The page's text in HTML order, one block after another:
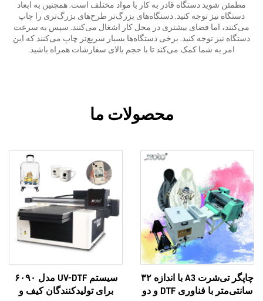
مطمئن شوید دستگاه قادر به کار با مواد مختلف است. همچنین به ابعاد
دستگاه نیز توجه کنید. دستگاه‌های بزرگ‌تر طرح‌های بزرگ‌تری را چاپ
می‌کنند، اما فضای بیشتری در محل کار اشغال می‌کنند. سپس به سرعت
دستگاه نیز توجه کنید. برخی دستگاه‌ها بسیار سریع‌تر چاپ می‌کنند که این
امر به شما کمک می‌کند تا با حجم بالای سفارشات همراه باشید.
محصولات ما
چاپگر تی‌شرت A3 با اندازه ۳۲
سانتی‌متر با فناوری DTF و دو
سیستم UV-DTF مدل ۶۰۹۰
برای تولیدکنندگان کیف و